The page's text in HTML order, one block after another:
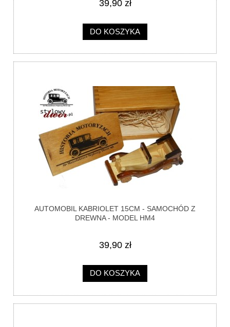
39,90 zł
DO KOSZYKA
AUTOMOBIL KABRIOLET 15CM - SAMOCHÓD Z
DREWNA - MODEL HM4
39,90 zł
DO KOSZYKA